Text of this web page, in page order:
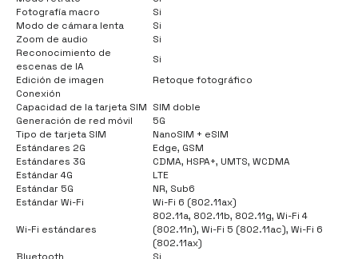
Fotografía macro
Si
Modo de cámara lenta
Si
Zoom de audio
Si
Reconocimiento de
escenas de IA
Si
Edición de imagen
Retoque fotográfico
Conexión
Capacidad de la tarjeta SIM SIM doble
Generación de red móvil
5G
Tipo de tarjeta SIM
NanoSIM + eSIM
Estándares 2G
Edge, GSM
Estándares 3G
CDMA, HSPA+, UMTS, WCDMA
Estándar 4G
LTE
Estándar 5G
NR, Sub6
Estándar Wi-Fi
Wi-Fi 6 (802.11ax)
Wi-Fi estándares
802.11a, 802.11b, 802.11g, Wi-Fi 4
(802.11n), Wi-Fi 5 (802.11ac), Wi-Fi 6
(802.11ax)
Bluetooth
Si